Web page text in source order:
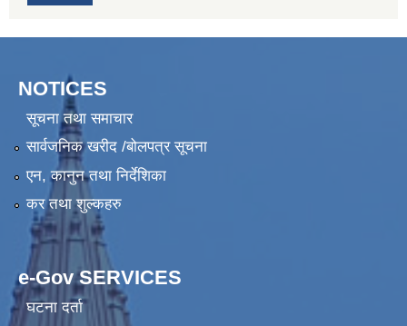
NOTICES
सूचना तथा समाचार
सार्वजनिक खरीद /बोलपत्र सूचना
एन, कानुन तथा निर्देशिका
कर तथा शुल्कहरु
e-Gov SERVICES
घटना दर्ता